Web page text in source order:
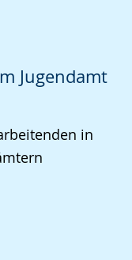
Jugendamt
in